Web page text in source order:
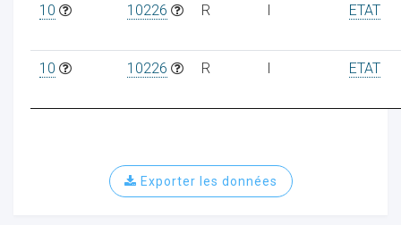
10 10226 R I ETAT
10 10226 R I ETAT
Exporter les données